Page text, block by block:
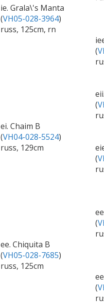
ie. Grala\'s Manta
(VH05-028-3964)
russ, 125cm, rn
(
ei. Chaim B
(VH04-028-5524)
russ, 129cm
(
(
ee. Chiquita B
(VH05-028-7685)
russ, 125cm
(
(